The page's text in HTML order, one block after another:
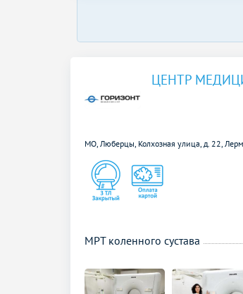
ЦЕНТР
МО, Люберцы, Колхозная улица, д. 22,
МРТ коленного сустава